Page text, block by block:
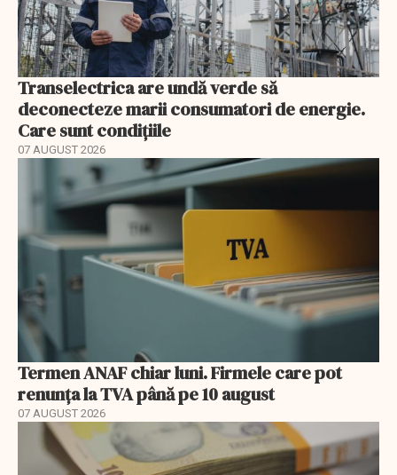
Transelectrica are undă verde să
deconecteze marii consumatori de energie.
Care sunt condițiile
07 AUGUST 2026
Termen ANAF chiar luni. Firmele care pot
renunța la TVA până pe 10 august
07 AUGUST 2026